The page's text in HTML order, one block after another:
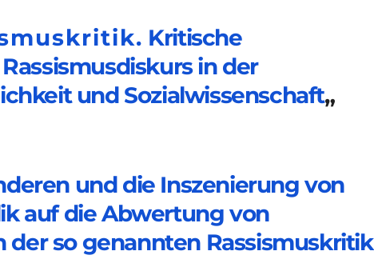
Kritische
in der
und Sozialwissenschaft„
und die Inszenierung von
auf die Abwertung von
so genannten Rassismuskritik